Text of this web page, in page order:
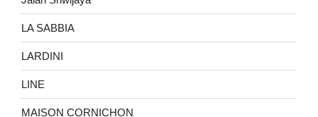
LA SABBIA
LARDINI
LINE
MAISON CORNICHON